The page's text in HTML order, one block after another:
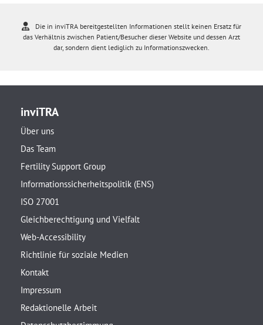
Die in inviTRA bereitgestellten Informationen stellt keinen Ersatz für
das Verhältnis zwischen Patient/Besucher dieser Website und dessen Arzt
dar, sondern dient lediglich zu Informationszwecken.
inviTRA
Über uns
Das Team
Fertility Support Group
Informationssicherheitspolitik (ENS)
ISO 27001
Gleichberechtigung und Vielfalt
Web-Accessibility
Richtlinie für soziale Medien
Kontakt
Impressum
Redaktionelle Arbeit